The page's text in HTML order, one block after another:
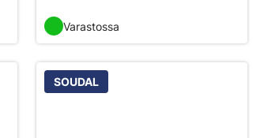
Varastossa
SOUDAL